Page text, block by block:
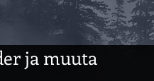
ja muuta